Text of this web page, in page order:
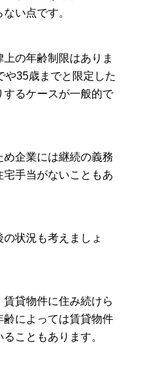
い点です。
の年齢制限はありま
や35歳までと限定した
するケースが一般的で
め企業には継続の義務
手当がないこともあ
状況も考えましょ
貸物件に住み続けら
によっては賃貸物件
こともあります。